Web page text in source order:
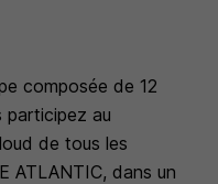
composée de 12
participez au
de tous les
ATLANTIC, dans un